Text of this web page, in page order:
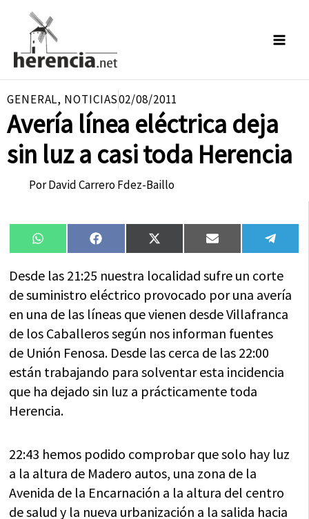
contenido
GENERAL, NOTICIAS02/08/2011
Avería línea eléctrica deja
sin luz a casi toda Herencia
PorDavid Carrero Fdez-Baillo
Compartir
en
WhatsAppCompartir
en
FacebookCompartir
en
X
(Twitter)
Compartir
en
Email
en
Desde las 21:25 nuestra localidad sufre un corte
de suministro eléctrico provocado por una avería
en una de las líneas que vienen desde Villafranca
de los Caballeros según nos informan fuentes
de Unión Fenosa. Desde las cerca de las 22:00
están trabajando para solventar esta incidencia
que ha dejado sin luz a prácticamente toda
Herencia.
22:43 hemos podido comprobar que solo hay luz
a la altura de Madero autos, una zona de la
Avenida de la Encarnación a la altura del centro
de salud y la nueva urbanización a la salida hacia